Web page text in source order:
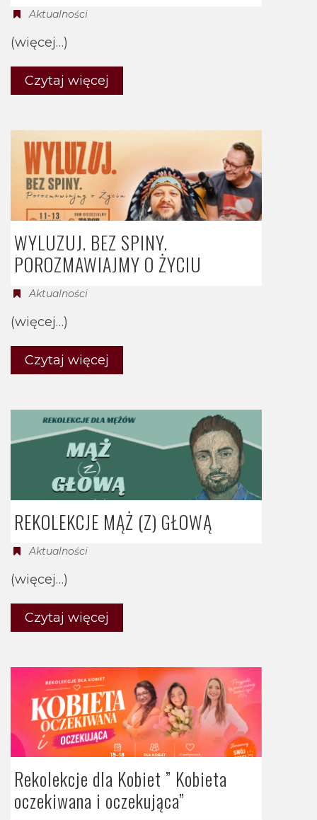
Aktualności
(więcej…)
Czytaj więcej
WYLUZUJ. BEZ SPINY.
POROZMAWIAJMY O ŻYCIU
Aktualności
(więcej…)
Czytaj więcej
REKOLEKCJE MĄŻ (Z) GŁOWĄ
Aktualności
(więcej…)
Czytaj więcej
Rekolekcje dla Kobiet ” Kobieta
oczekiwana i oczekująca”